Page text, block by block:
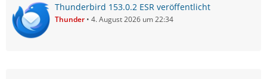
Thunderbird 153.0.2 ESR veröffentlicht
Thunder 4. August 2026 um 22:34